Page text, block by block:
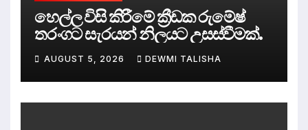
හෙල්ල විසි කිරීමේ ක්‍රීඩක රුමේෂ්
තරංගට සැරයන් නිලයට උසස්වීමක්.
AUGUST 5, 2026 DEWMI TALISHA